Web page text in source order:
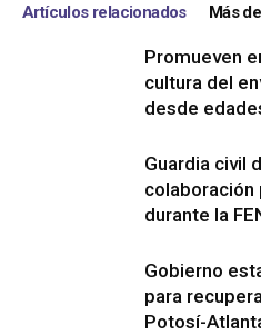
Artículos relacionados Más
Promueven
cultura del
desde
Guardia civil
colaboración
durante la
Gobierno
para
Potosí-